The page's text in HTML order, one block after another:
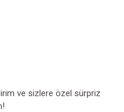
ve sizlere özel sürpriz